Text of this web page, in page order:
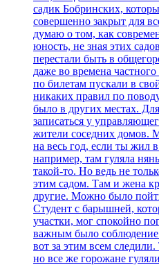
садик Бобринских,
совершенно закрыт для
думаю о том, как
юность, не зная этих
перестали быть в
даже во времена
по билетам пускали в
никаких правил по
было в других местах.
записаться у
жители соседних домов.
на весь год, если ты жил
например, там гуляла
такой-то. Но ведь не
этим садом. Там и жена
другие. Можно было
Студент с барышней,
участки, мог спокойно
важным было соблюдение
вот за этим всем
но все же горожане